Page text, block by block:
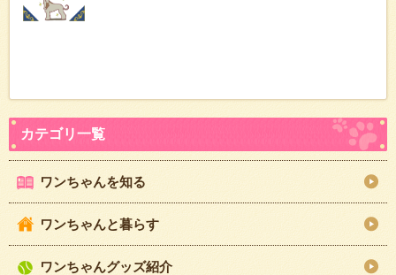
ワンちゃんを知る
ワンちゃんと暮らす
ワンちゃんグッズ紹介